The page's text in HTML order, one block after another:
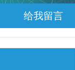
给我留言